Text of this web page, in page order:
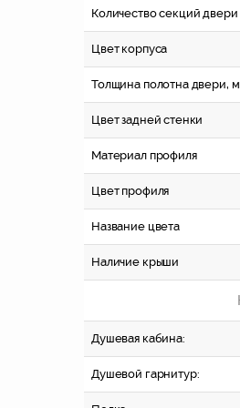
Количество секций двери
Цвет корпуса
Толщина полотна двери,
Цвет задней стенки
Материал профиля
Цвет профиля
Название цвета
Наличие крыши
Душевая кабина:
Душевой гарнитур: